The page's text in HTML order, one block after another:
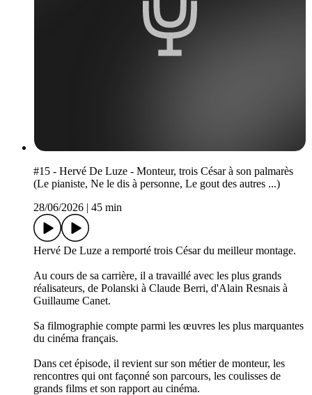
#15 - Hervé De Luze - Monteur, trois César à son palmarès
(Le pianiste, Ne le dis à personne, Le gout des autres ...)
28/06/2026 | 45 min
Hervé De Luze a remporté trois César du meilleur montage.
Au cours de sa carrière, il a travaillé avec les plus grands
réalisateurs, de Polanski à Claude Berri, d'Alain Resnais à
Guillaume Canet.
Sa filmographie compte parmi les œuvres les plus marquantes
du cinéma français.
Dans cet épisode, il revient sur son métier de monteur, les
rencontres qui ont façonné son parcours, les coulisses de
grands films et son rapport au cinéma.